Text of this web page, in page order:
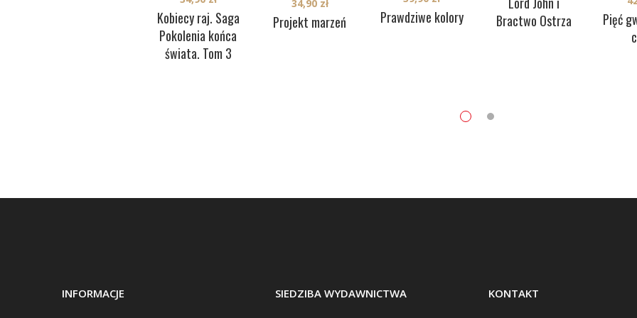
Kobiecy raj. Saga
Pokolenia końca
świata. Tom 3
Projekt marzeń
34,90 zł
Prawdziwe kolory
Bractwo Ostrza
Pięć
INFORMACJE SIEDZIBA WYDAWNICTWA KONTAKT